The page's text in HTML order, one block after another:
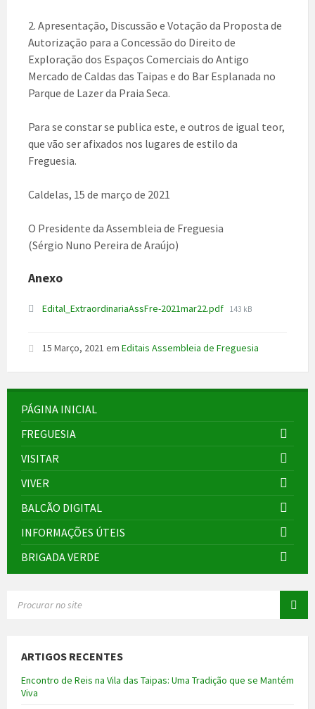
2. Apresentação, Discussão e Votação da Proposta de
Autorização para a Concessão do Direito de
Exploração dos Espaços Comerciais do Antigo
Mercado de Caldas das Taipas e do Bar Esplanada no
Parque de Lazer da Praia Seca.
Para se constar se publica este, e outros de igual teor,
que vão ser afixados nos lugares de estilo da
Freguesia.
Caldelas, 15 de março de 2021
O Presidente da Assembleia de Freguesia
(Sérgio Nuno Pereira de Araújo)
Anexo
Edital_ExtraordinariaAssFre-2021mar22.pdf File
143 kB
15 Março, 2021 em Editais Assembleia de Freguesia
PÁGINA INICIAL
FREGUESIA
VISITAR
VIVER
BALCÃO DIGITAL
INFORMAÇÕES ÚTEIS
BRIGADA VERDE
ARTIGOS RECENTES
Encontro de Reis na Vila das Taipas: Uma Tradição que se Mantém
Viva